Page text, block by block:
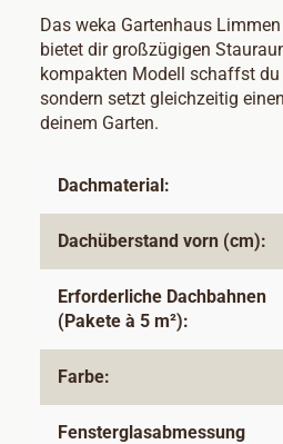
Das weka Gartenhaus
bietet dir großzügigen
kompakten Modell schaffst
sondern setzt gleichzeitig
deinem Garten.
Dachmaterial:
Dachüberstand vorn (cm):
Erforderliche Dachbahnen
(Pakete à 5 m²):
Farbe:
Fensterglasabmessung